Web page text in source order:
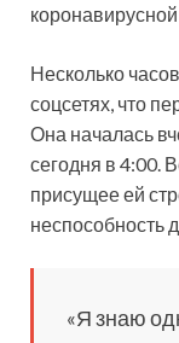
Несколько
соцсетях, что
Она началась
сегодня в 4:00.
присущее ей
неспособность
«Я знаю